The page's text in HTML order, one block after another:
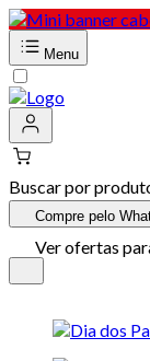
Menu
Buscar por
Compre pelo
Ver ofertas